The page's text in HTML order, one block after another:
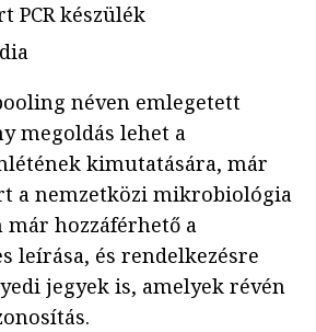
PCR készülék
néven emlegetett
megoldás lehet a
kimutatására, már
a nemzetközi mikrobiológia
hozzáférhető a
leírása, és rendelkezésre
jegyek is, amelyek révén